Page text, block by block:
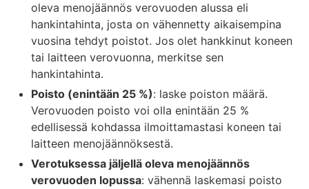
oleva menojäännös verovuoden alussa eli
hankintahinta, josta on vähennetty aikaisempina
vuosina tehdyt poistot. Jos olet hankkinut koneen
tai laitteen verovuonna, merkitse sen
hankintahinta.
Poisto (enintään 25 %): laske poiston määrä.
Verovuoden poisto voi olla enintään 25 %
edellisessä kohdassa ilmoittamastasi koneen tai
laitteen menojäännöksestä.
Verotuksessa jäljellä oleva menojäännös
verovuoden lopussa: vähennä laskemasi poisto